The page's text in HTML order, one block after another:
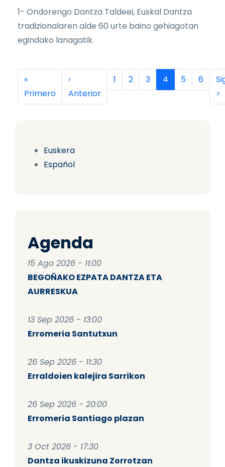
Euskera
Español
Agenda
15 Ago 2026 - 11:00
BEGOÑAKO EZPATA DANTZA ETA
AURRESKUA
13 Sep 2026 - 13:00
Erromeria Santutxun
26 Sep 2026 - 11:30
Erraldoien kalejira Sarrikon
26 Sep 2026 - 20:00
Erromeria Santiago plazan
3 Oct 2026 - 17:30
Dantza ikuskizuna Zorrotzan
1- Ondorengo Dantza Taldeei, Euskal Dantza
tradizionalaren alde 60 urte baino gehiagotan
egindako lanagatik.
Paginación
Primera página
«
Primero
Página anterior
‹
Anterior
Página
1 Página
2 Página
3 Página actual
4 Página
5 Página
6
>